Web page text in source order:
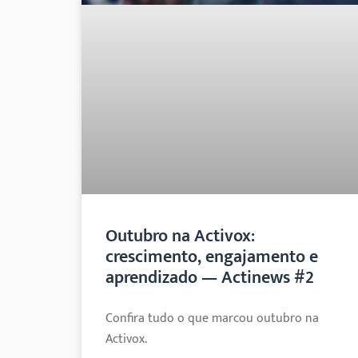
Outubro na Activox:
crescimento, engajamento e
aprendizado — Actinews #2
Confira tudo o que marcou outubro na
Activox.